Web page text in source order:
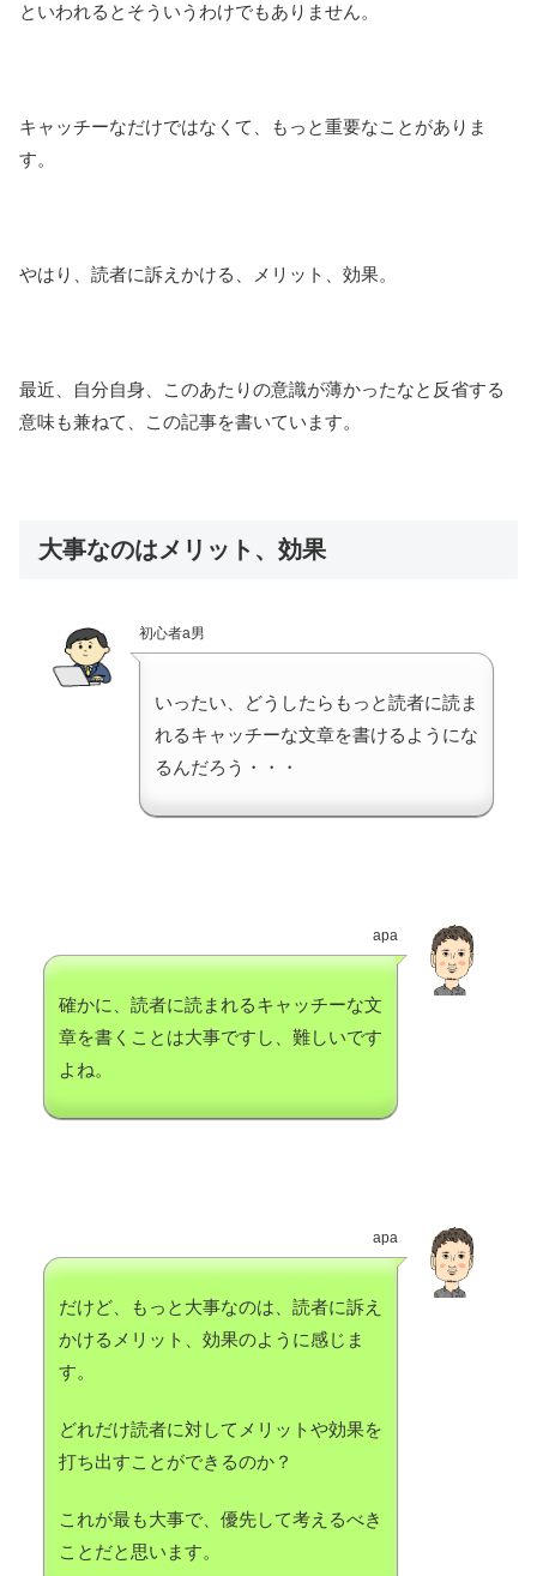
といわれるとそういうわけでもありません。
キャッチーなだけではなくて、もっと重要なことがありま
す。
やはり、読者に訴えかける、メリット、効果。
最近、自分自身、このあたりの意識が薄かったなと反省する
意味も兼ねて、この記事を書いています。
大事なのはメリット、効果
初心者a男
いったい、どうしたらもっと読者に読ま
れるキャッチーな文章を書けるようにな
るんだろう・・・
apa
確かに、読者に読まれるキャッチーな文
章を書くことは大事ですし、難しいです
よね。
apa
だけど、もっと大事なのは、読者に訴え
かけるメリット、効果のように感じま
す。
どれだけ読者に対してメリットや効果を
打ち出すことができるのか？
これが最も大事で、優先して考えるべき
ことだと思います。